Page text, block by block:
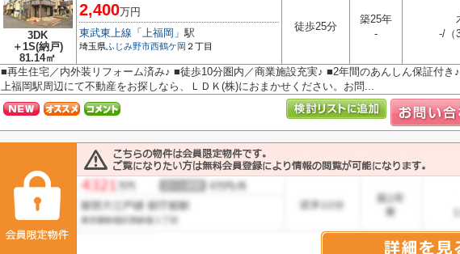
3DK
＋1S(納戸)
81.14㎡
2,400万円
東武東上線 「 上福岡 」駅
埼玉県ふじみ野市西鶴ケ岡 ２丁目
徒歩25分
築25年
-
-/（
■再生住宅／内外装リフォーム済み♪ ■徒歩10分圏内／商業施設充実♪ ■2年間のあんしん保証付き♪
上福岡駅周辺にて不動産をお探しなら、ＬＤＫ(株)におまかせください。お問...